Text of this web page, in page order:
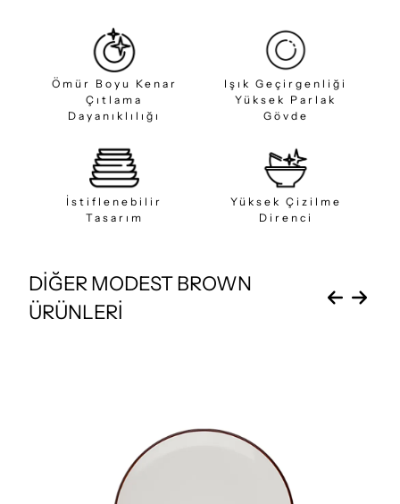
Ömür Boyu Kenar
Çıtlama
Dayanıklılığı
Işık Geçirgenliği
Yüksek Parlak
Gövde
İstiflenebilir
Tasarım
Yüksek Çizilme
Direnci
DİĞER MODEST BROWN
ÜRÜNLERİ